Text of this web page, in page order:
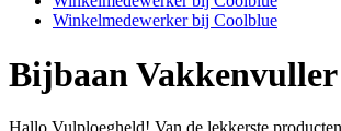
Winkelmedewerker bij Coolblue
Bijbaan Vakkenvuller